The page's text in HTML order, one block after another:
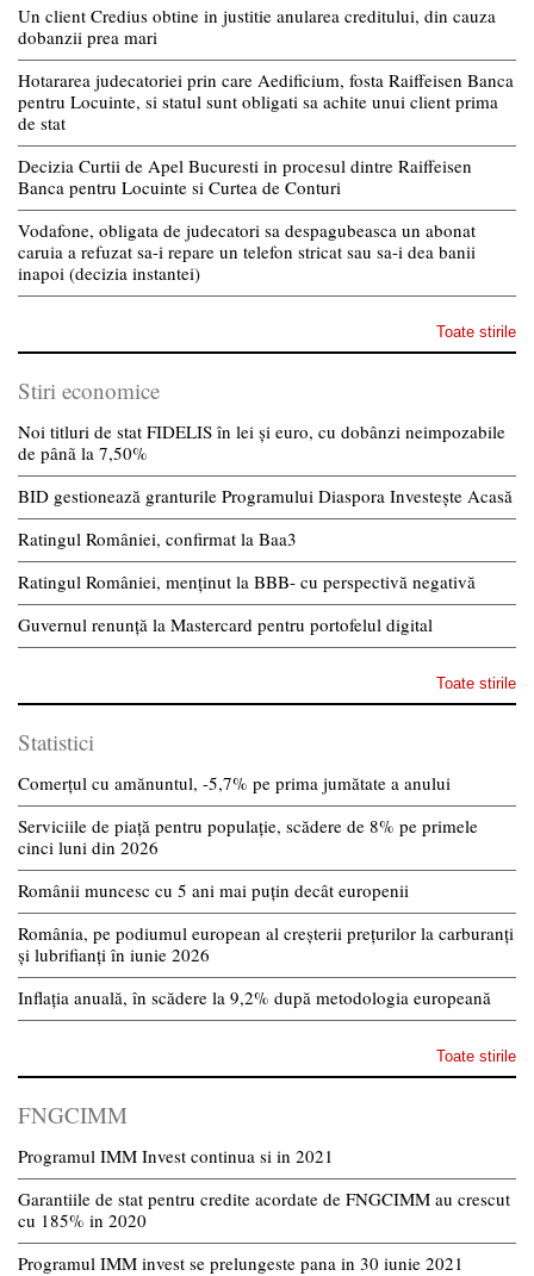
Un client Credius obtine in justitie anularea creditului, din cauza
dobanzii prea mari
Hotararea judecatoriei prin care Aedificium, fosta Raiffeisen Banca
pentru Locuinte, si statul sunt obligati sa achite unui client prima
de stat
Decizia Curtii de Apel Bucuresti in procesul dintre Raiffeisen
Banca pentru Locuinte si Curtea de Conturi
Vodafone, obligata de judecatori sa despagubeasca un abonat
caruia a refuzat sa-i repare un telefon stricat sau sa-i dea banii
inapoi (decizia instantei)
Toate stirile
Stiri economice
Noi titluri de stat FIDELIS în lei și euro, cu dobânzi neimpozabile
de pânã la 7,50%
BID gestionează granturile Programului Diaspora Investește Acasă
Ratingul României, confirmat la Baa3
Ratingul României, menținut la BBB- cu perspectivă negativă
Guvernul renunță la Mastercard pentru portofelul digital
Toate stirile
Statistici
Comerțul cu amănuntul, -5,7% pe prima jumătate a anului
Serviciile de piață pentru populație, scădere de 8% pe primele
cinci luni din 2026
Românii muncesc cu 5 ani mai puțin decât europenii
România, pe podiumul european al creșterii prețurilor la carburanți
și lubrifianți în iunie 2026
Inflația anuală, în scădere la 9,2% după metodologia europeană
Toate stirile
FNGCIMM
Programul IMM Invest continua si in 2021
Garantiile de stat pentru credite acordate de FNGCIMM au crescut
cu 185% in 2020
Programul IMM invest se prelungeste pana in 30 iunie 2021